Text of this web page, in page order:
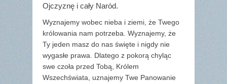
Ojczyznę i cały Naród.
Wyznajemy wobec nieba i ziemi, że Twego
królowania nam potrzeba. Wyznajemy, że
Ty jeden masz do nas święte i nigdy nie
wygasłe prawa. Dlatego z pokorą chyląc
swe czoła przed Tobą, Królem
Wszechświata, uznajemy Twe Panowanie